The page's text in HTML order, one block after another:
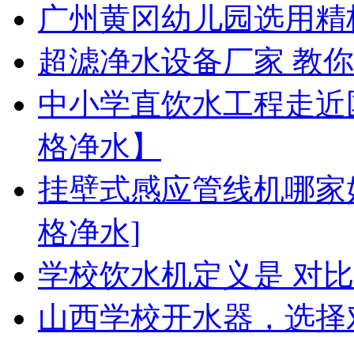
广州黄冈幼儿园选用
超滤净水设备厂家 教
中小学直饮水工程走
格净水】
挂壁式感应管线机哪
格净水]
学校饮水机定义是 对
山西学校开水器，选